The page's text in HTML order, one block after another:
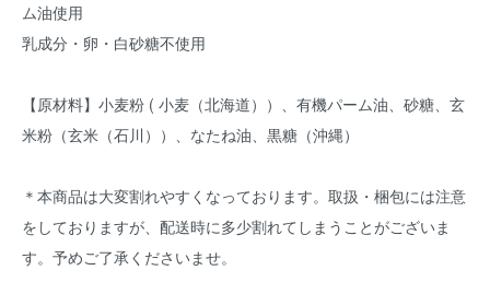
ム油使用
乳成分・卵・白砂糖不使用
【原材料】小麦粉 ( 小麦（北海道））、有機パーム油、砂糖、玄
米粉（玄米（石川））、なたね油、黒糖（沖縄）
＊本商品は大変割れやすくなっております。取扱・梱包には注意
をしておりますが、配送時に多少割れてしまうことがございま
す。予めご了承くださいませ。